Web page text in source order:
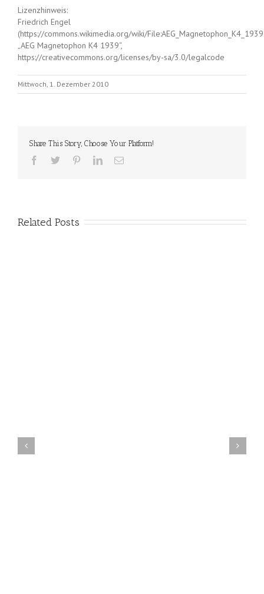
Lizenzhinweis:
Friedrich Engel
(https://commons.wikimedia.org/wiki/
„AEG Magnetophon K4 1939“,
https://creativecommons.org/licenses/by-sa/3.0/legalcode
Mittwoch, 1. Dezember 2010
Share This Story, Choose Your Platform!
Related Posts